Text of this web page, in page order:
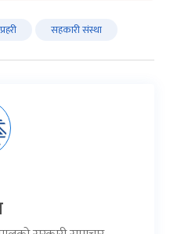
सहकारी संस्था